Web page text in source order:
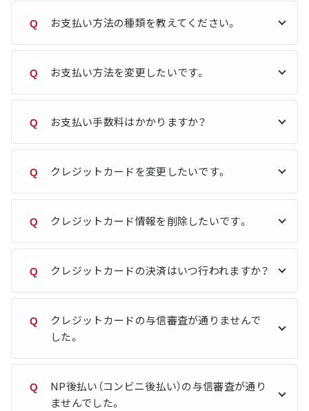
Q お支払い方法の種類を教えてください。
Q お支払い方法を変更したいです。
Q お支払い手数料はかかりますか？
Q クレジットカードを変更したいです。
Q クレジットカード情報を削除したいです。
Q クレジットカードの決済はいつ行われますか？
Q
クレジットカードの与信審査が通りませんで
した。
Q
NP後払い（コンビニ後払い）の与信審査が通り
ませんでした。